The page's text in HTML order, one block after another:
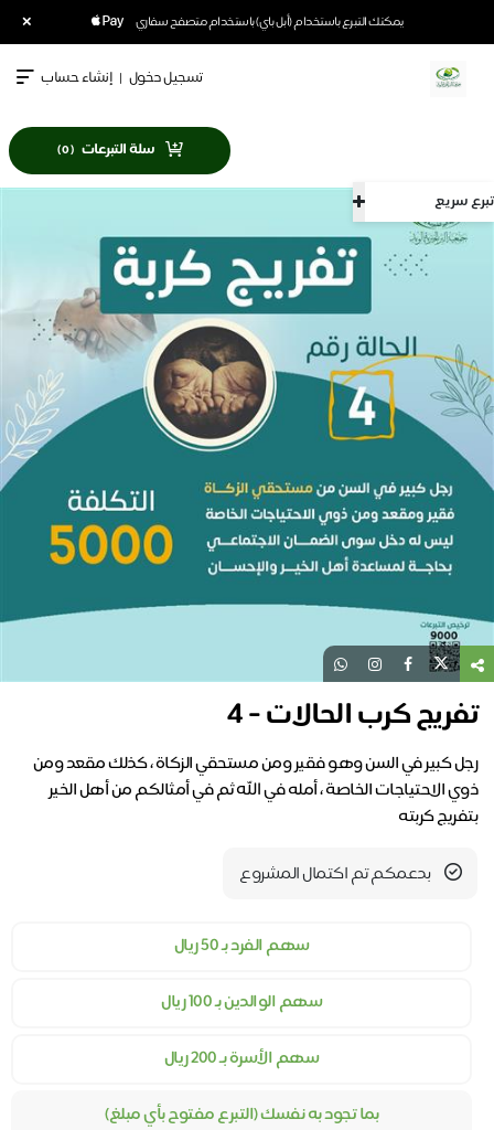
يمكنك التبرع باستخدام (أبل باي) باستخدام متصفح سفاري ×
تبرع سريع
تسجيل دخول | إنشاء حساب
سلة التبرعات (
0
)
تفريج كرب الحالات - ٤
رجل كبير في السن وهو فقير ومن مستحقي الزكاة ، كذلك مقعد ومن
ذوي الاحتياجات الخاصة ، أمله في الله ثم في أمثالكم من أهل الخير
بتفريج كربته
بدعمكم تم اكتمال المشروع
سهم الفرد بـ ٥٠ ريال
سهم الوالدين بـ ١٠٠ ريال
سهم الأسرة بـ ٢٠٠ ريال
بما تجود به نفسك (التبرع مفتوح بأي مبلغ)